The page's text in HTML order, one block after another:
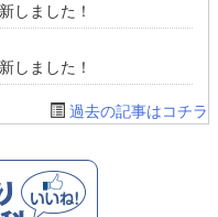
しました！
しました！
過去の記事はコチラ